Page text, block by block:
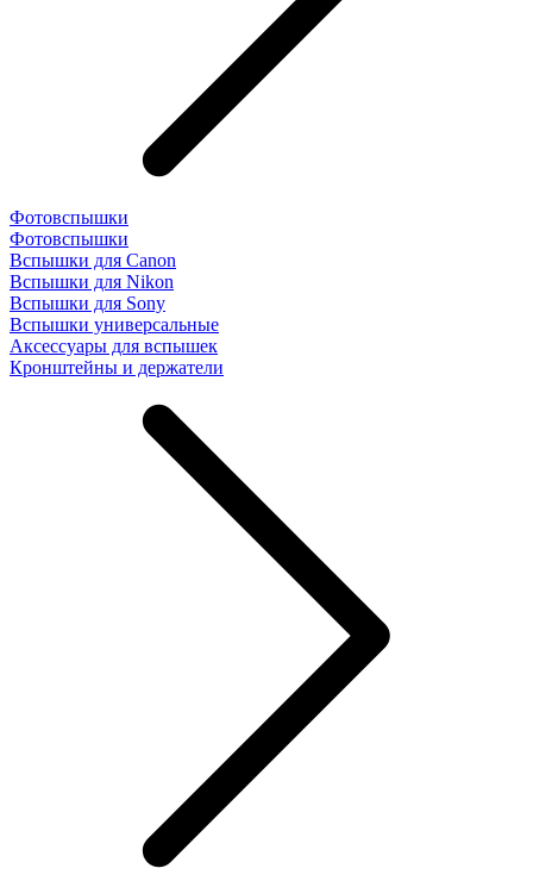
Фотовспышки
Фотовспышки
Вспышки для Canon
Вспышки для Nikon
Вспышки для Sony
Вспышки универсальные
Аксесcуары для вспышек
Кронштейны и держатели